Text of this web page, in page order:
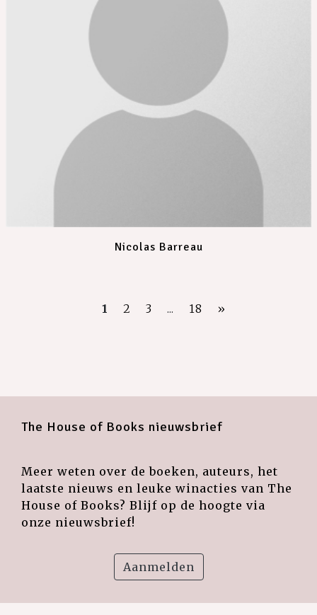
Nicolas Barreau
1 2 3 ... 18 »
The House of Books nieuwsbrief
Meer weten over de boeken, auteurs, het
laatste nieuws en leuke winacties van The
House of Books? Blijf op de hoogte via
onze nieuwsbrief!
Aanmelden